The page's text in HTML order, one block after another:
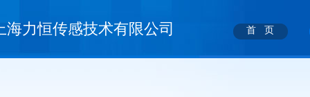
海力恒传感技术有限公司 首 页